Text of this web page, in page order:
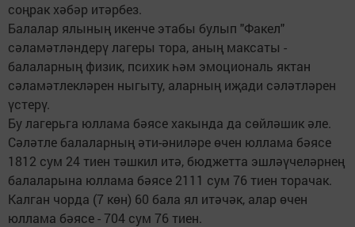
соңрак хәбәр итәрбез.
Балалар ялының икенче этабы булып "Факел"
сәламәтләндерү лагеры тора, аның максаты -
балаларның физик, психик һәм эмоциональ яктан
сәламәтлекләрен ныгыту, аларның иҗади сәләтләрен
үстерү.
Бу лагерьга юллама бәясе хакында да сөйләшик әле.
Сәләтле балаларның әти-әниләре өчен юллама бәясе
1812 сум 24 тиен тәшкил итә, бюджетта эшләүчеләрнең
балаларына юллама бәясе 2111 сум 76 тиен торачак.
Калган чорда (7 көн) 60 бала ял итәчәк, алар өчен
юллама бәясе - 704 сум 76 тиен.